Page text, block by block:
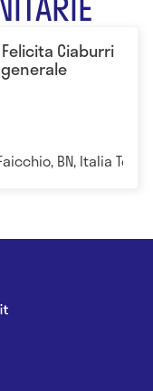
Ciaburri
BN, Italia